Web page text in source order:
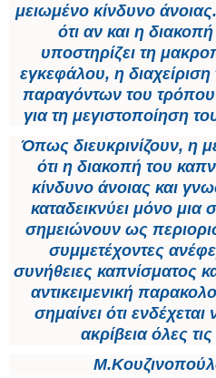
μειωμένο κίνδυνο
ότι αν και η
υποστηρίζει τη
εγκεφάλου, η
παραγόντων του τρόπου
για τη μεγιστοποίηση
Όπως διευκρινίζουν, η
ότι η διακοπή του
κίνδυνο άνοιας και
καταδεικνύει μόνο μια
σημειώνουν ως
συμμετέχοντες
συνήθειες καπνίσματος
αντικειμενική
σημαίνει ότι
ακρίβεια όλες